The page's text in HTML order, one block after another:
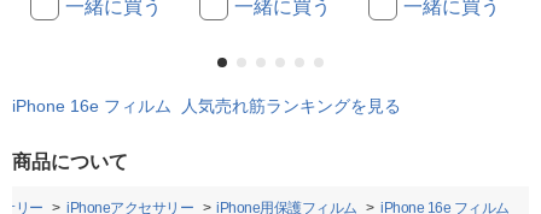
一緒に買う 一緒に買う 一緒に買う
iPhone 16e フィルム 人気売れ筋ランキングを見る
商品について
リー iPhoneアクセサリー iPhone用保護フィルム iPhone 16e フィルム